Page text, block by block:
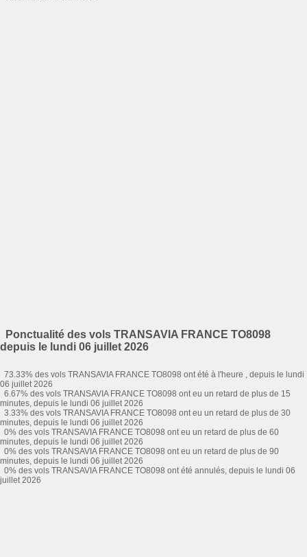
Ponctualité des vols TRANSAVIA FRANCE TO8098
depuis le lundi 06 juillet 2026
73.33% des vols TRANSAVIA FRANCE TO8098 ont été à l'heure , depuis le lundi
06 juillet 2026
6.67% des vols TRANSAVIA FRANCE TO8098 ont eu un retard de plus de 15
minutes, depuis le lundi 06 juillet 2026
3.33% des vols TRANSAVIA FRANCE TO8098 ont eu un retard de plus de 30
minutes, depuis le lundi 06 juillet 2026
0% des vols TRANSAVIA FRANCE TO8098 ont eu un retard de plus de 60
minutes, depuis le lundi 06 juillet 2026
0% des vols TRANSAVIA FRANCE TO8098 ont eu un retard de plus de 90
minutes, depuis le lundi 06 juillet 2026
0% des vols TRANSAVIA FRANCE TO8098 ont été annulés, depuis le lundi 06
juillet 2026